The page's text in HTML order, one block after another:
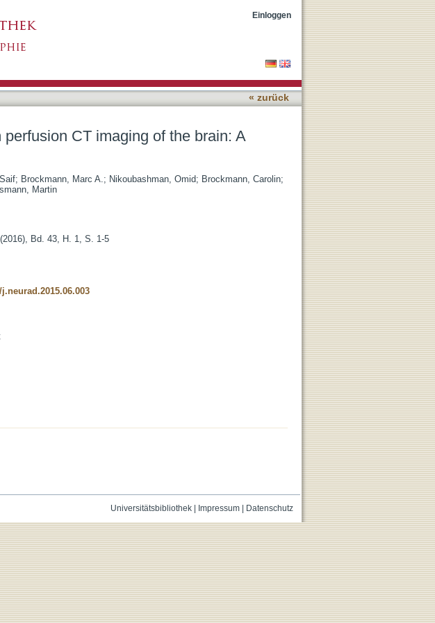
Einloggen
« zurück
CT imaging of the brain: A
; Brockmann, Marc A.; Nikoubashman, Omid; Brockmann, Carolin;
Martin
Bd. 43, H. 1, S. 1-5
Universitätsbibliothek| Impressum| Datenschutz